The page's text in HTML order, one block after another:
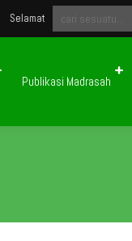
Selamat Datang di Website
Publikasi Madrasah